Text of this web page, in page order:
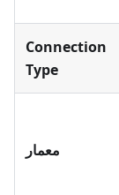
Connection
Type
معمار